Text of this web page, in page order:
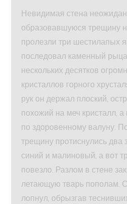
Невидимая стена
образовавшуюся трещину
пролезли три шестилапых
последовал каменный
нескольких десятков
кристаллов горного
рук он держал плоский,
похожий на меч кристалл,
по здоровенному валуну.
трещину протиснулись
синий и малиновый, а вот
повезло. Разлом в стене
летающую тварь пополам.
лопнул, обрызгав